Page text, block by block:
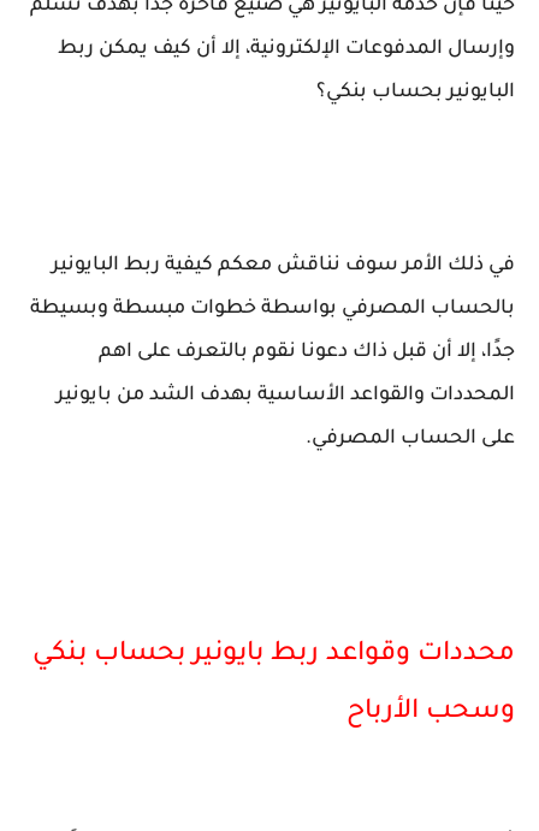
حيثًا فإن خدمة البايونير هي صنيع فاخرة جدًا بهدف تسلُّم
وإرسال المدفوعات الإلكترونية، إلا أن كيف يمكن ربط
البايونير بحساب بنكي؟
في ذلك الأمر سوف نناقش معكم كيفية ربط البايونير
بالحساب المصرفي بواسطة خطوات مبسطة وبسيطة
جدًا، إلا أن قبل ذاك دعونا نقوم بالتعرف على اهم
المحددات والقواعد الأساسية بهدف الشد من بايونير
على الحساب المصرفي.
محددات وقواعد ربط بايونير بحساب بنكي
وسحب الأرباح